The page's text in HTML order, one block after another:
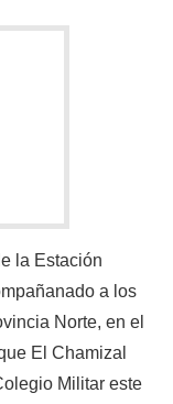
la Estación
a los
Norte, en el
El Chamizal
Militar este